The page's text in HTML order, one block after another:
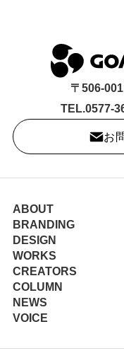
〒506-
TEL.0577-
お
ABOUT
BRANDING
DESIGN
WORKS
CREATORS
COLUMN
NEWS
VOICE